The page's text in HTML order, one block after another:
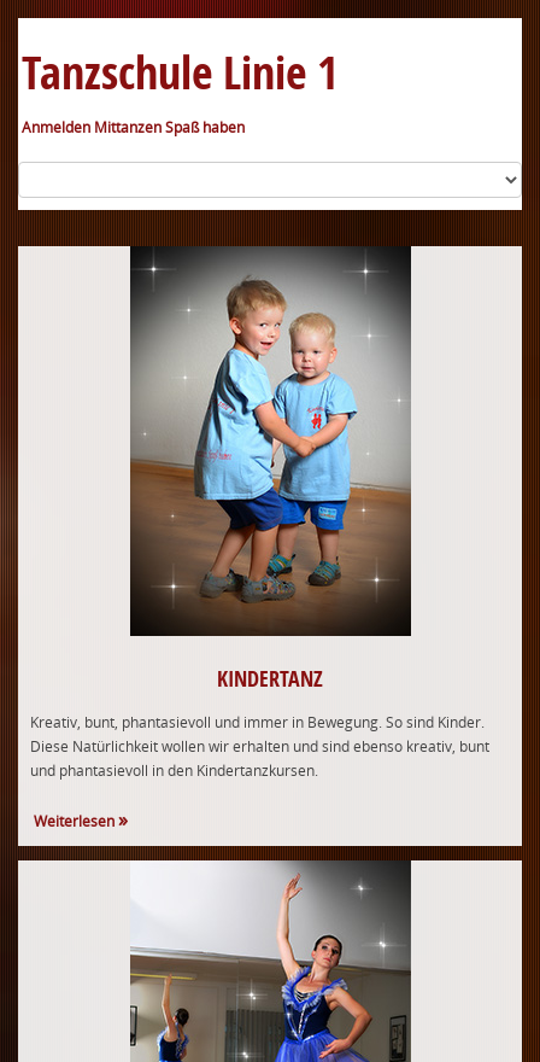
Tanzschule Linie 1
Anmelden Mittanzen Spaß haben
KINDERTANZ
Kreativ, bunt, phantasievoll und immer in Bewegung. So sind Kinder.
Diese Natürlichkeit wollen wir erhalten und sind ebenso kreativ, bunt
und phantasievoll in den Kindertanzkursen.
Weiterlesen